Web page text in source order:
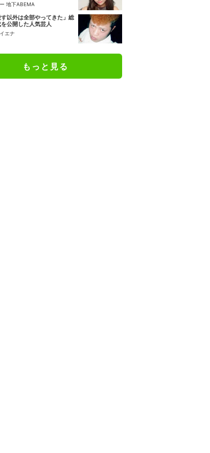
地下ABEMA
す以外は全部やってきた」総
公開した人気芸人
エナ
もっと見る